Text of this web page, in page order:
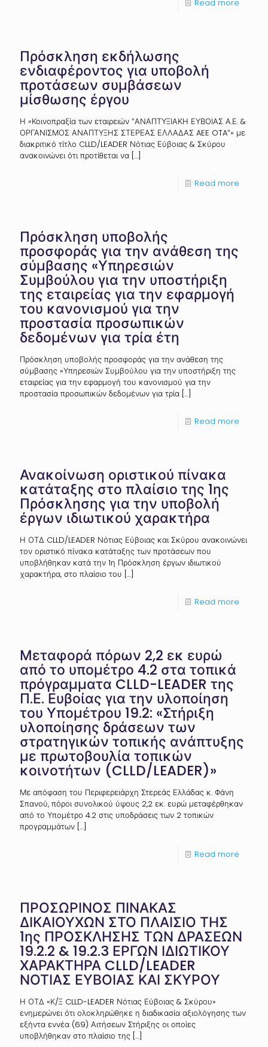
Read more
Πρόσκληση εκδήλωσης
ενδιαφέροντος για υποβολή
προτάσεων συμβάσεων
μίσθωσης έργου
Η «Κοινοπραξία των εταιρειών ″ΑΝΑΠΤΥΞΙΑΚΗ ΕΥΒΟΙΑΣ Α.Ε. &
ΟΡΓΑΝΙΣΜΟΣ ΑΝΑΠΤΥΞΗΣ ΣΤΕΡΕΑΣ ΕΛΛΑΔΑΣ AEE OTA″» με
διακριτικό τίτλο CLLD/LEADER Νότιας Εύβοιας & Σκύρου
ανακοινώνει ότι προτίθεται να […]
Read more
Πρόσκληση υποβολής
προσφοράς για την ανάθεση της
σύμβασης «Υπηρεσιών
Συμβούλου για την υποστήριξη
της εταιρείας για την εφαρμογή
του κανονισμού για την
προστασία προσωπικών
δεδομένων για τρία έτη
Πρόσκληση υποβολής προσφοράς για την ανάθεση της
σύμβασης «Υπηρεσιών Συμβούλου για την υποστήριξη της
εταιρείας για την εφαρμογή του κανονισμού για την
προστασία προσωπικών δεδομένων για τρία […]
Read more
Ανακοίνωση οριστικού πίνακα
κατάταξης στο πλαίσιο της 1ης
Πρόσκλησης για την υποβολή
έργων ιδιωτικού χαρακτήρα
Η ΟΤΔ CLLD/LEADER Νότιας Εύβοιας και Σκύρου ανακοινώνει
τον οριστικό πίνακα κατάταξης των προτάσεων που
υποβλήθηκαν κατά την 1η Πρόσκληση έργων ιδιωτικού
χαρακτήρα, στο πλαίσιο του […]
Read more
Μεταφορά πόρων 2,2 εκ ευρώ
από το υπομέτρο 4.2 στα τοπικά
πρόγραμματα CLLD-LEADER της
Π.Ε. Ευβοίας για την υλοποίηση
του Υπομέτρου 19.2: «Στήριξη
υλοποίησης δράσεων των
στρατηγικών τοπικής ανάπτυξης
με πρωτοβουλία τοπικών
κοινοτήτων (CLLD/LEADER)»
Με απόφαση του Περιφερειάρχη Στερεάς Ελλάδας κ. Φάνη
Σπανού, πόροι συνολικού ύψους 2,2 εκ. ευρώ μεταφέρθηκαν
από το Υπομέτρο 4.2 στις υποδράσεις των 2 τοπικών
προγραμμάτων […]
Read more
ΠΡΟΣΩΡΙΝΟΣ ΠΙΝΑΚΑΣ
ΔΙΚΑΙΟΥΧΩΝ ΣΤΟ ΠΛΑΙΣΙΟ ΤΗΣ
1ης ΠΡΟΣΚΛΗΣΗΣ ΤΩΝ ΔΡΑΣΕΩΝ
19.2.2 & 19.2.3 ΕΡΓΩΝ ΙΔΙΩΤΙΚΟΥ
ΧΑΡΑΚΤΗΡΑ CLLD/LEADER
ΝΟΤΙΑΣ ΕΥΒΟΙΑΣ ΚΑΙ ΣΚΥΡΟΥ
Η ΟΤΔ «Κ/Ξ CLLD-LEADER Νότιας Εύβοιας & Σκύρου»
ενημερώνει ότι ολοκληρώθηκε η διαδικασία αξιολόγησης των
εξήντα εννέα (69) Αιτήσεων Στήριξης οι οποίες
υποβλήθηκαν στο πλαίσιο της […]